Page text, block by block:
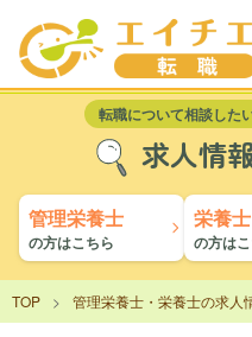
転職について相談した
求人情
管理栄養士
の方はこちら
栄養士
の方は
TOP 管理栄養士・栄養士の求人